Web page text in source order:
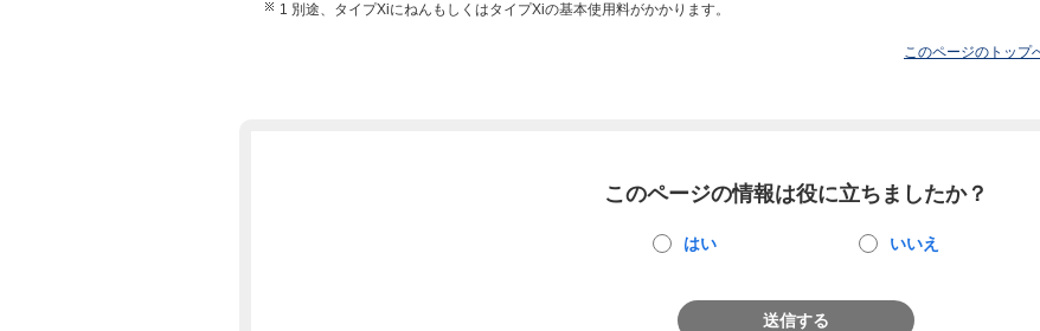
1 別途、タイプXiにねんもしくはタイプXiの基本使用料がかかります。
このページのトップ
このページの情報は役に立ちましたか？
はい いいえ
送信する